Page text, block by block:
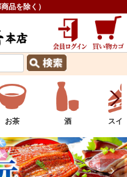
品を除く）
グルメ
酒 スイーツ フル